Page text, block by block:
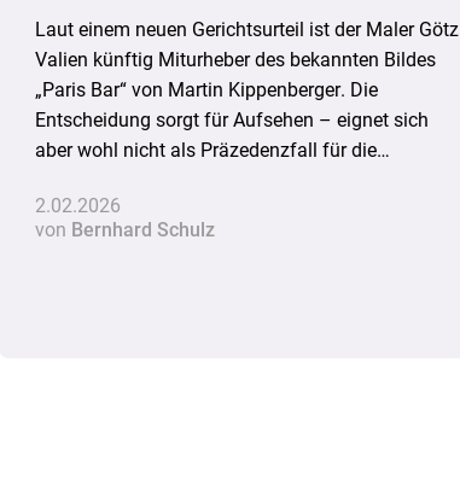
Laut einem neuen Gerichtsurteil ist der Maler Götz
Valien künftig Miturheber des bekannten Bildes
„Paris Bar“ von Martin Kippenberger. Die
Entscheidung sorgt für Aufsehen – eignet sich
aber wohl nicht als Präzedenzfall für die
2.02.2026
von Bernhard Schulz